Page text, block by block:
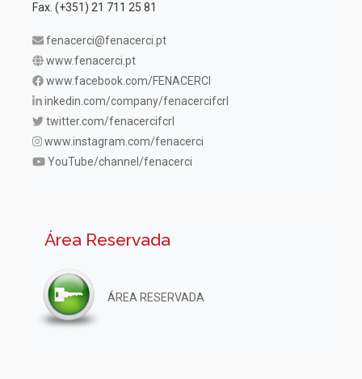
Fax. (+351) 21 711 25 81
fenacerci@fenacerci.pt
www.fenacerci.pt
www.facebook.com/FENACERCI
inkedin.com/company/fenacercifcrl
twitter.com/fenacercifcrl
www.instagram.com/fenacerci
YouTube/channel/fenacerci
Área Reservada
ÁREA RESERVADA